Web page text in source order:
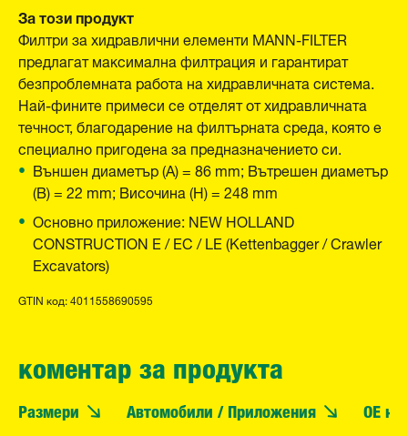
За този продукт
Филтри за хидравлични елементи MANN-FILTER
предлагат максимална филтрация и гарантират
безпроблемната работа на хидравличната система.
Най-фините примеси се отделят от хидравличната
течност, благодарение на филтърната среда, която е
специално пригодена за предназначението си.
Външен диаметър (A) = 86 mm; Вътрешен диаметър
(B) = 22 mm; Височина (H) = 248 mm
Основно приложение: NEW HOLLAND
CONSTRUCTION E / EC / LE (Kettenbagger / Crawler
Excavators)
GTIN код: 4011558690595
коментар за продукта
Размери Автомобили / Приложения OE